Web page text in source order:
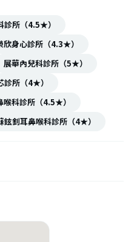
診所（4.5★）
欣身心診所（4.3★）
展華內兒科診所（5★）
診所（4★）
喉科診所（4.5★）
鉉釗耳鼻喉科診所（4★）